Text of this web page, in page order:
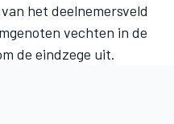
het deelnemersveld
vechten in de
de eindzege uit.